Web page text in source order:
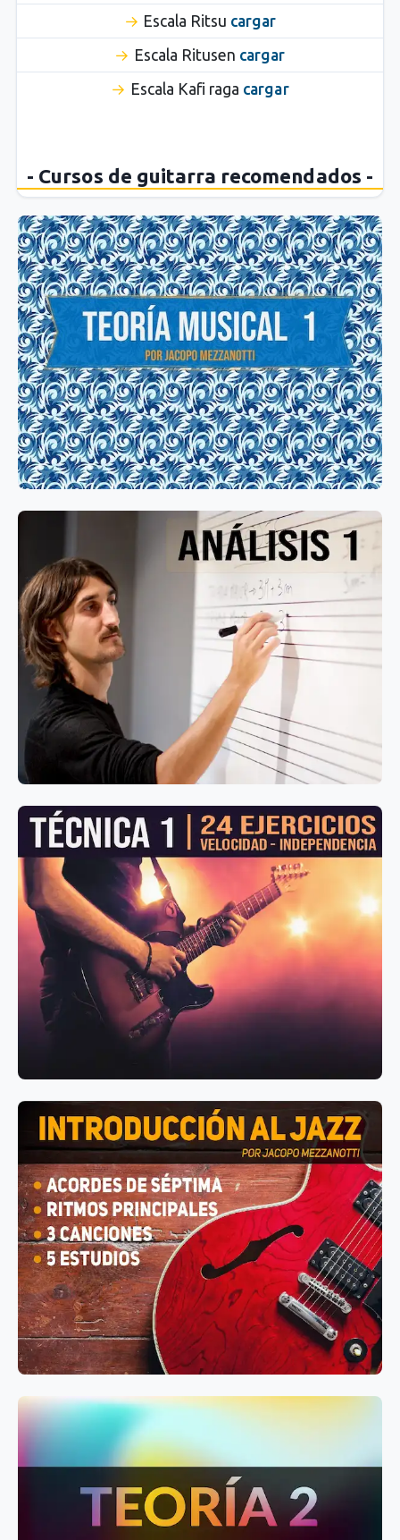
Escala Ritsu cargar
Escala Ritusen cargar
Escala Kafi raga cargar
- Cursos de guitarra recomendados -